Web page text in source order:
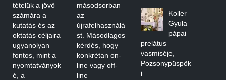
tételük a jövő
számára a
kutatás és az
oktatás céljaira
ugyanolyan
fontos, mint a
nyomtatványok
é, a
másodsorban
az
újrafelhasználá
st. Másodlagos
kérdés, hogy
konkrétan on-
line vagy off-
line
Koller
Gyula
pápai
prelátus
vasmiséje,
Pozsonypüspök
i